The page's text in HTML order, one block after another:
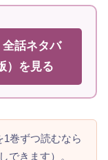
話ネタバ
）を見る
巻ずつ読むなら
できます）。